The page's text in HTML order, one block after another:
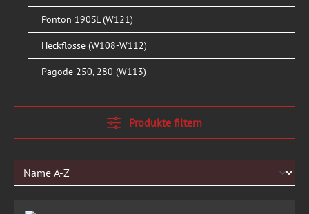
Ponton 190SL (W121)
Heckflosse (W108-W112)
Pagode 250, 280 (W113)
Produkte filtern